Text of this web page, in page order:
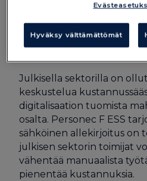
Työsopimuksen
allekirjoituksella
ja kustannuksia
Julkisella sektorilla on
keskustelua
digitalisaation tuomista
osalta. Personec F ESS
sähköinen allekirjoitus on
julkisen sektorin toimijat
vähentää manuaalista
pienentää kustannuksia.
Hyväksy välttämättömät